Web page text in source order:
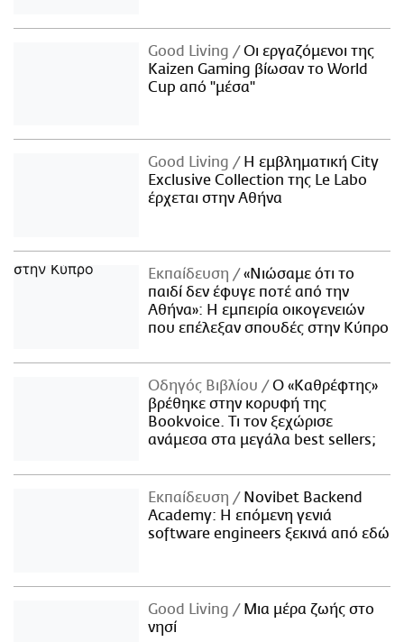
Good Living
Οι εργαζόμενοι της
Kaizen Gaming βίωσαν το World
Cup από "μέσα"
Good Living
Η εμβληματική City
Exclusive Collection της Le Labo
έρχεται στην Αθήνα
Εκπαίδευση
«Νιώσαμε ότι το
παιδί δεν έφυγε ποτέ από την
Αθήνα»: Η εμπειρία οικογενειών
που επέλεξαν σπουδές στην Κύπρο
Οδηγός Βιβλίου
Ο «Καθρέφτης»
βρέθηκε στην κορυφή της
Bookvoice. Τι τον ξεχώρισε
ανάμεσα στα μεγάλα best sellers;
Εκπαίδευση
Novibet Backend
Academy: Η επόμενη γενιά
software engineers ξεκινά από εδώ
Good Living
Μια μέρα ζωής στο
νησί